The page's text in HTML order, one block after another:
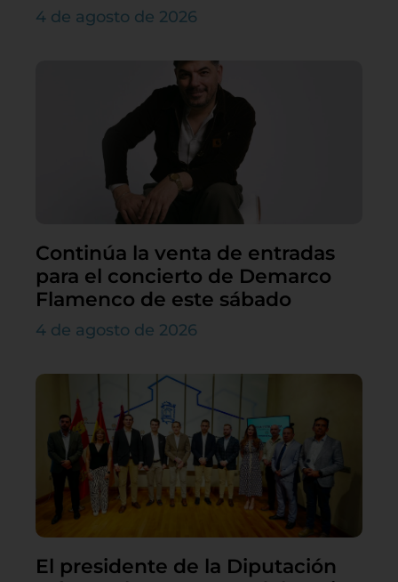
4 de agosto de 2026
Continúa la venta de entradas
para el concierto de Demarco
Flamenco de este sábado
4 de agosto de 2026
El presidente de la Diputación